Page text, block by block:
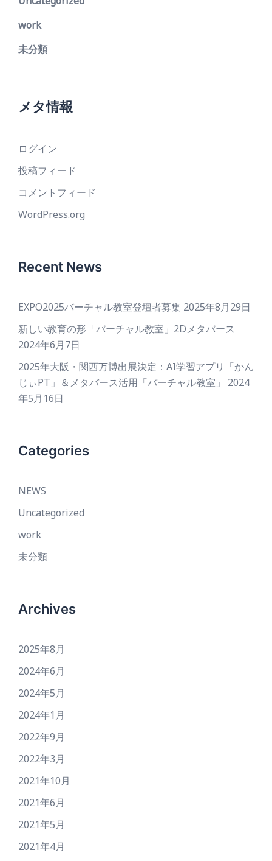
work
未分類
メタ情報
ログイン
投稿フィード
コメントフィード
WordPress.org
Recent News
EXPO2025バーチャル教室登壇者募集 2025年8月29日
新しい教育の形「バーチャル教室」2Dメタバース
2024年6月7日
2025年大阪・関西万博出展決定：AI学習アプリ「かん
じぃPT」＆メタバース活用「バーチャル教室」
2024
年5月16日
Categories
NEWS
Uncategorized
work
未分類
Archives
2025年8月
2024年6月
2024年5月
2024年1月
2022年9月
2022年3月
2021年10月
2021年6月
2021年5月
2021年4月